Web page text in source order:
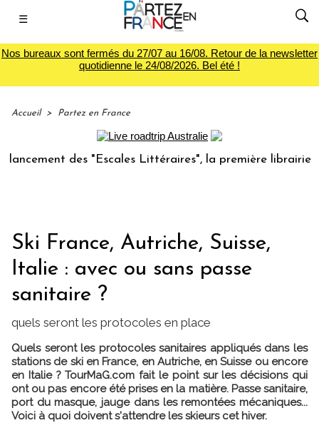
☰
Nos bureaux sont fermés du 27/07 au 16/08. Retour de la newsletter
quotidienne le 24/08/2026. Bel été !
Accueil > Partez en France
des "Escales Littéraires", la première librairie du
Ski France, Autriche, Suisse,
Italie : avec ou sans passe
sanitaire ?
quels seront les protocoles en place
Quels seront les protocoles sanitaires appliqués dans les
stations de ski en France, en Autriche, en Suisse ou encore
en Italie ? TourMaG.com fait le point sur les décisions qui
ont ou pas encore été prises en la matière. Passe sanitaire,
port du masque, jauge dans les remontées mécaniques...
Voici à quoi doivent s'attendre les skieurs cet hiver.